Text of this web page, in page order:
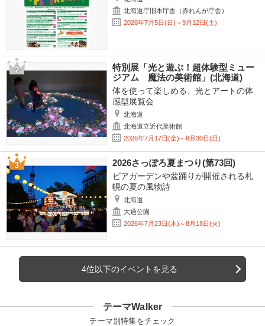
北海道庁旧本庁舎（赤れんが庁舎）
2026年7月5日(日)～9月12日(土)
特別展「光と遊ぶ！超体験型ミュー
ジアム 魔法の美術館」(北海道)
体を使って楽しめる、光とアートの体
感型展覧会
北海道
北海道立近代美術館
2026年7月17日(金)～8月30日(日)
2026さっぽろ夏まつり(第73回)
ビアガーデンや盆踊りが開催される札
幌の夏の風物詩
北海道
大通公園
2026年7月23日(木)～8月18日(火)
4位以下のイベントを見る
テーマWalker
テーマ別特集をチェック